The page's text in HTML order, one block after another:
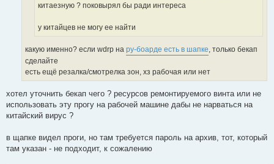
китаезную ? поковырял бы ради интереса
у китайцев не могу ее найти
какую именно? если wdrp на ру-боарде есть в шапке, только бекап
сделайте
есть ещё резалка/смотрелка зон, хз рабочая или нет
хотел уточнить бекап чего ? ресурсов ремонтируемого винта или не
использовать эту прогу на рабочей машине дабы не нарваться на
китайский вирус ?
в щапке видел проги, но там требуется пароль на архив, тот, который
там указан - не подходит, к сожалению